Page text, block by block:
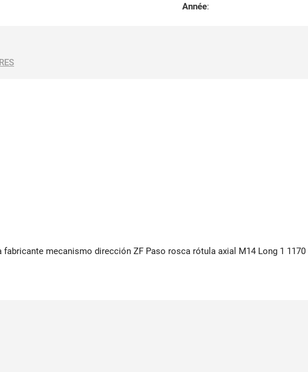
Année:
mecanismo dirección ZF Paso rosca rótula axial M14 Long 1 1170